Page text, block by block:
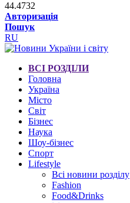
44.4732
Авторизація
Пошук
RU
ВСІ РОЗДІЛИ
Головна
Україна
Місто
Світ
Бізнес
Наука
Шоу-бізнес
Спорт
Lifestyle
Всі новини розділу
Fashion
Food&Drinks